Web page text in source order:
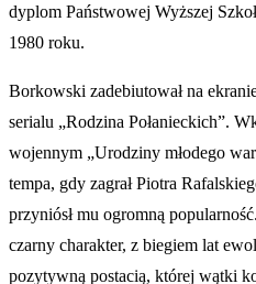
dyplom Państwowej Wyższej
1980 roku.
Borkowski zadebiutował na
serialu „Rodzina Połanieckich”.
wojennym „Urodziny młodego
tempa, gdy zagrał Piotra
przyniósł mu ogromną
czarny charakter, z biegiem lat
pozytywną postacią, której wątki